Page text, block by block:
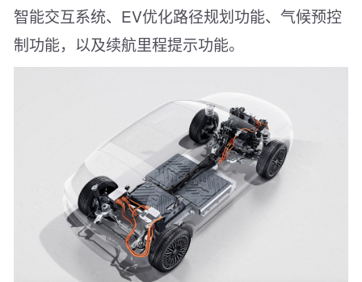
智能交互系统、EV优化路径规划功能、气候预控
制功能，以及续航里程提示功能。